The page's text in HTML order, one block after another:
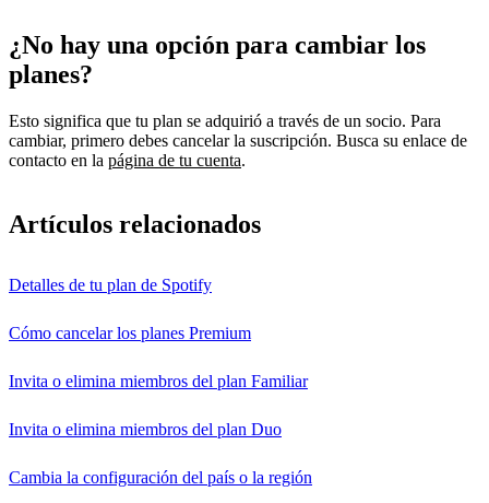
¿No hay una opción para cambiar los
planes?
Esto significa que tu plan se adquirió a través de un socio. Para
cambiar, primero debes cancelar la suscripción. Busca su enlace de
contacto en la página de tu cuenta.
Artículos relacionados
Detalles de tu plan de Spotify
Cómo cancelar los planes Premium
Invita o elimina miembros del plan Familiar
Invita o elimina miembros del plan Duo
Cambia la configuración del país o la región